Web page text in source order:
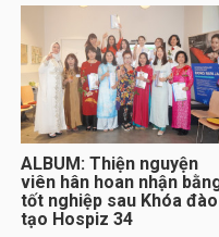
ALBUM: Thiện nguyện
viên hân hoan nhận
tốt nghiệp sau Khóa đào
tạo Hospiz 34